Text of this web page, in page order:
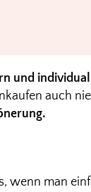
und
auch
wenn man